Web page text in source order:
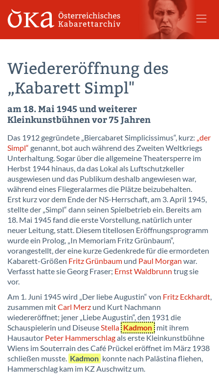
Wiedereröffnung des
„Kabarett Simpl"
am 18. Mai 1945 und weiterer
Kleinkunstbühnen vor 75 Jahren
Das 1912 gegründete „Biercabaret Simplicissimus“, kurz: „der
Simpl“ genannt, bot auch während des Zweiten Weltkriegs
Unterhaltung. Sogar über die allgemeine Theatersperre im
Herbst 1944 hinaus, da das Lokal als Luftschutzkeller
ausgewiesen und das Publikum deshalb angewiesen war,
während eines Fliegeralarmes die Plätze beizubehalten.
Erst kurz vor dem Ende der NS-Herrschaft, am 3. April 1945,
stellte der „Simpl“ dann seinen Spielbetrieb ein. Bereits am
18. Mai 1945 fand die erste Vorstellung, natürlich unter
neuer Leitung, statt. Diesem titellosen Eröffnungsprogramm
wurde ein Prolog, „In Memoriam Fritz Grünbaum“,
vorangestellt, der eine kurze Gedenkrede für die ermordeten
Kabarett-Größen Fritz Grünbaum und Paul Morgan war.
Verfasst hatte sie Georg Fraser; Ernst Waldbrunn trug sie
vor.
Am 1. Juni 1945 wird „Der liebe Augustin“ von Fritz Eckhardt,
zusammen mitCarl Merz und Kurt Nachmann
wiedereröffnet; jener „Liebe Augustin“, den 1931 die
Schauspielerin und DiseuseStella Kadmon mit ihrem
Hausautor Peter Hammerschlagals erste Kleinkunstbühne
Wiens im Souterrain des Café Prückel eröffnet im März 1938
schließen musste. Kadmon konnte nach Palästina fliehen,
Hammerschlag kam im KZ Auschwitz um.